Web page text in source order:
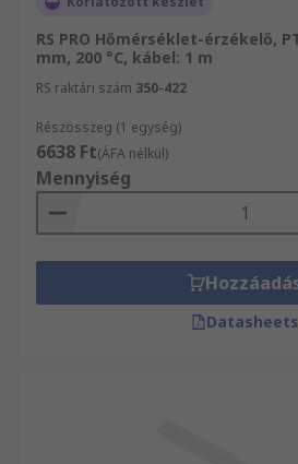
RS PRO Hőmérséklet-érzékelő,
mm, 200 °C, kábel: 1 m
RS raktári szám 350-422
Részösszeg (1 egység)
6638 Ft(ÁFA nélkül)
Mennyiség
Datasheets